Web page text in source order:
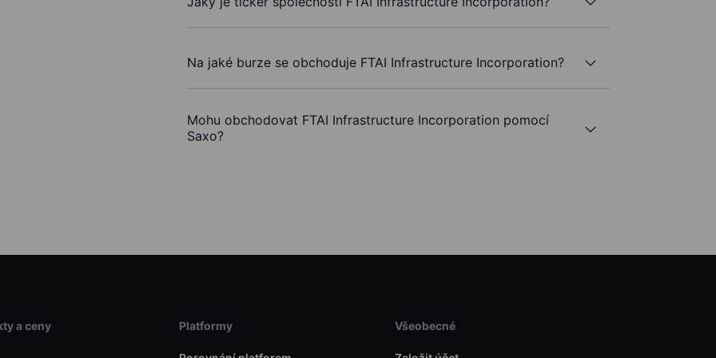
Na jaké burze se obchoduje FTAI Infrastructure Incorporation?
Mohu obchodovat FTAI Infrastructure Incorporation pomocí
Saxo?
a ceny Platformy Všeobecné